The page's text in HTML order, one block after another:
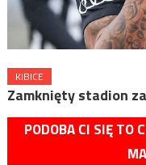
KIBICE
Zamknięty stadion
PODOBA CI SIĘ TO